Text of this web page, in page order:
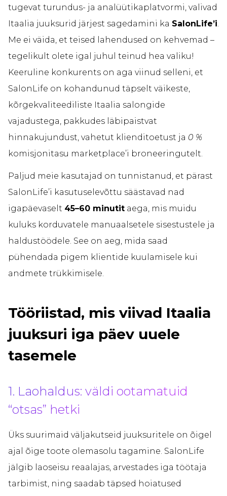
tugevat turundus- ja analüütikaplatvormi, valivad
Itaalia juuksurid järjest sagedamini ka SalonLife’i.
Me ei väida, et teised lahendused on kehvemad –
tegelikult olete igal juhul teinud hea valiku!
Keeruline konkurents on aga viinud selleni, et
SalonLife on kohandunud täpselt väikeste,
kõrgekvaliteediliste Itaalia salongide
vajadustega, pakkudes läbipaistvat
hinnakujundust, vahetut klienditoetust ja 0 %
komisjonitasu marketplace’i broneeringutelt.
Paljud meie kasutajad on tunnistanud, et pärast
SalonLife’i kasutuselevõttu säästavad nad
igapäevaselt 45–60 minutit aega, mis muidu
kuluks korduvatele manuaalsetele sisestustele ja
haldustöödele. See on aeg, mida saad
pühendada pigem klientide kuulamisele kui
andmete trükkimisele.
Tööriistad, mis viivad Itaalia
juuksuri iga päev uuele
tasemele
1. Laohaldus: väldi ootamatuid
“otsas” hetki
Üks suurimaid väljakutseid juuksuritele on õigel
ajal õige toote olemasolu tagamine. SalonLife
jälgib laoseisu reaalajas, arvestades iga töötaja
tarbimist, ning saadab täpsed hoiatused